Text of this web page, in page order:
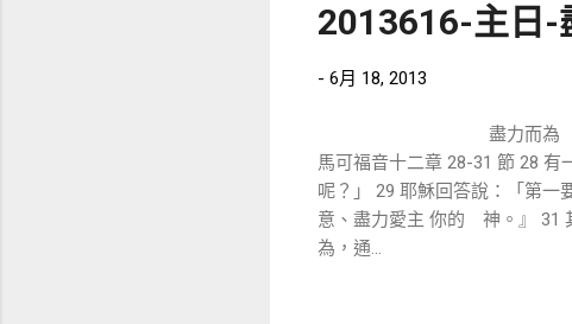
2013616-主日-
- 6月 18, 2013
盡力而
馬可福音十二章 28-31 節 28
呢？」 29 耶穌回答說：「第
意、盡力愛主 你的 神。』 31
為，通...